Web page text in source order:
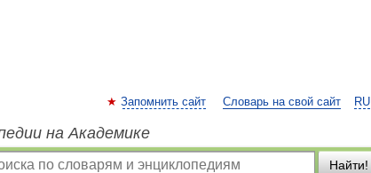
RU
Запомнить сайт Словарь на свой сайт
на Академике
Найти!